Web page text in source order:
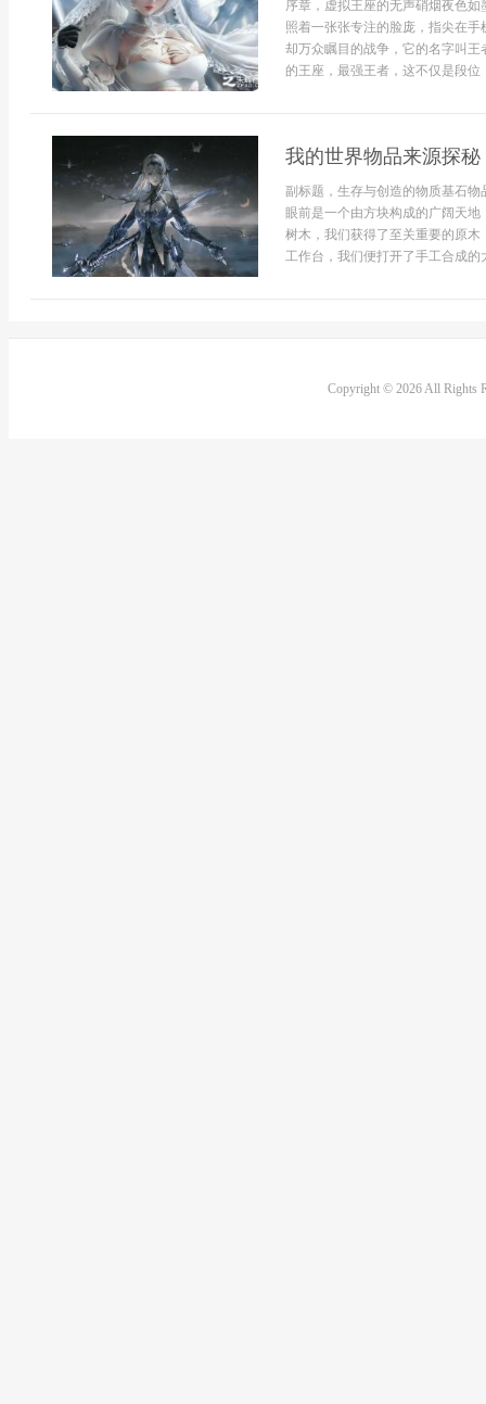
序章，虚拟王座的无声硝烟夜色
照着一张张专注的脸庞，指尖在
却万众瞩目的战争，它的名字叫
的王座，最强王者，这不仅是段
我的世界物品来源探
副标题，生存与创造的物质基石
眼前是一个由方块构成的广阔天
树木，我们获得了至关重要的原
工作台，我们便打开了手工合成的
Copyright © 2026 All Rights